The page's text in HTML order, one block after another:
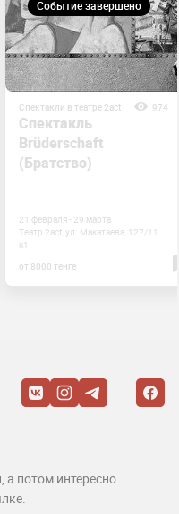
Событие завершено
Спектакли в театре 2act 974
Спектакль
Brüderschaft
(Братство)
21 февраля - 29 марта
Театр 2act, ул. Макатаева, 127/11
к1
от 8000 тенге
потом интересно